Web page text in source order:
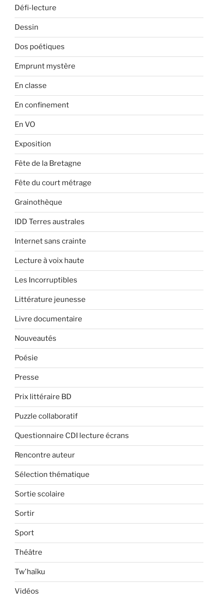
Défi-lecture
Dessin
Dos poétiques
Emprunt mystère
En classe
En confinement
En VO
Exposition
Fête de la Bretagne
Fête du court métrage
Grainothèque
IDD Terres australes
Internet sans crainte
Lecture à voix haute
Les Incorruptibles
Littérature jeunesse
Livre documentaire
Nouveautés
Poésie
Presse
Prix littéraire BD
Puzzle collaboratif
Questionnaire CDI lecture écrans
Rencontre auteur
Sélection thématique
Sortie scolaire
Sortir
Sport
Théâtre
Tw'haïku
Vidéos